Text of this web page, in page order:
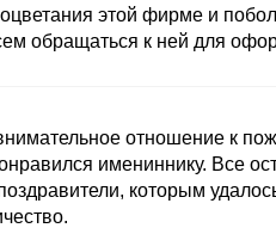
этой фирме и
обращаться к ней для
отношение к
имениннику. Все
которым